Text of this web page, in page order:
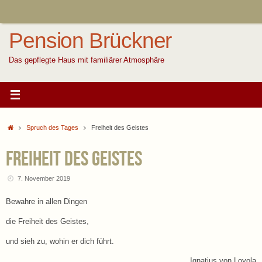
Pension Brückner
Das gepflegte Haus mit familiärer Atmosphäre
StartSpruch des Tages Freiheit des Geistes
Freiheit des Geistes
7. November 2019
Bewahre in allen Dingen
die Freiheit des Geistes,
und sieh zu, wohin er dich führt.